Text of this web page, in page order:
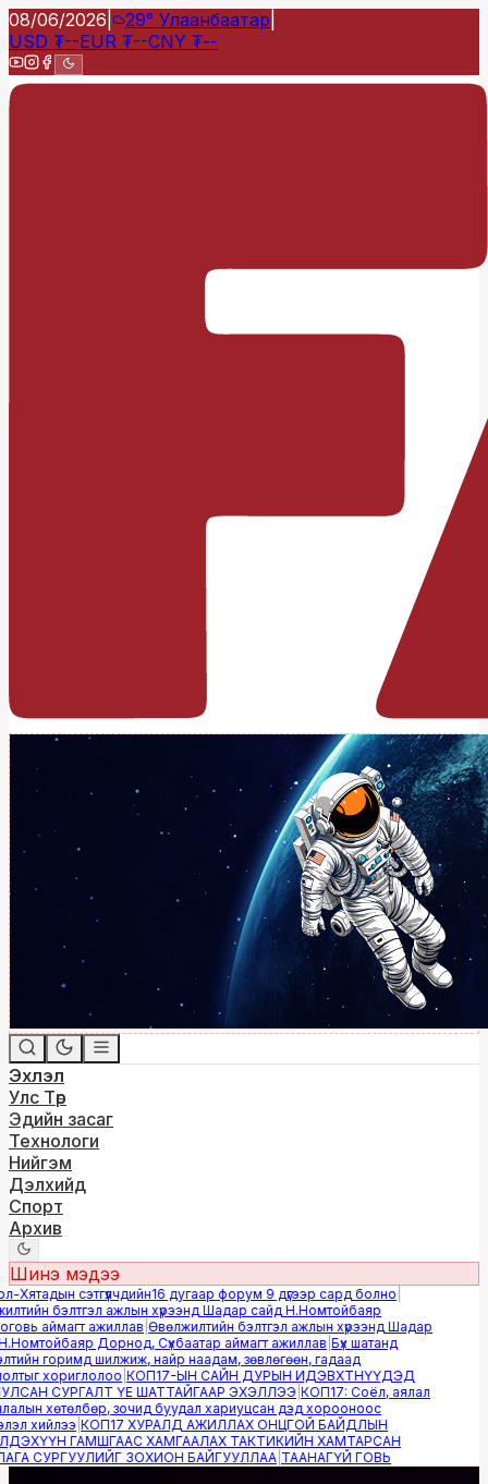
08/06/2026 29° Улаанбаатар
USD ₮--EUR ₮--CNY ₮--
Эхлэл
Улс Төр
Эдийн засаг
Технологи
Нийгэм
Дэлхийд
Спорт
Архив
Шинэ мэдээ
сэтгүүлчдийн16 дугаар форум 9 дүгээр сард болно|
бэлтгэл ажлын хүрээнд Шадар сайд Н.Номтойбаяр
аймагт ажиллав|Өвөлжилтийн бэлтгэл ажлын хүрээнд Шадар
Дорнод, Сүхбаатар аймагт ажиллав|Бүх шатанд
горимд шилжиж, найр наадам, зөвлөгөөн, гадаад
хориглолоо|КОП17-ЫН САЙН ДУРЫН ИДЭВХТНҮҮДЭД
СУРГАЛТ ҮЕ ШАТТАЙГААР ЭХЭЛЛЭЭ|КОП17: Соёл, аялал
хөтөлбөр, зочид буудал хариуцсан дэд хорооноос
хийлээ|КОП17 ХУРАЛД АЖИЛЛАХ ОНЦГОЙ БАЙДЛЫН
ГАМШГААС ХАМГААЛАХ ТАКТИКИЙН ХАМТАРСАН
СУРГУУЛИЙГ ЗОХИОН БАЙГУУЛЛАА|ТААНАГҮЙ ГОВЬ